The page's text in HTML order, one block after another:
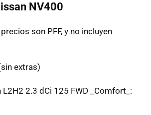
NV400
son PFF, y no incluyen
extras)
2.3 dCi 125 FWD _Comfort_: